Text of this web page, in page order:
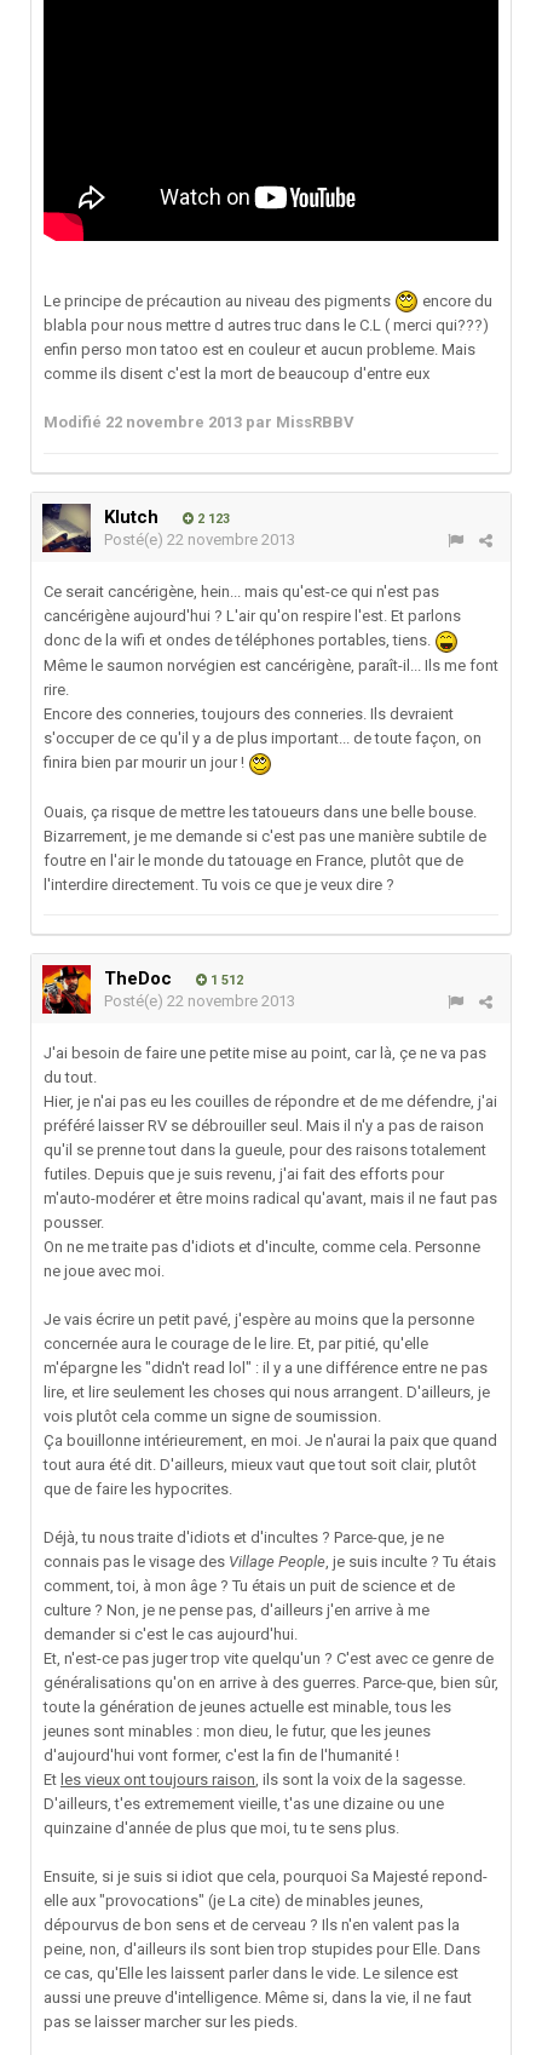
Le principe de précaution au niveau des pigments
encore du
blabla pour nous mettre d autres truc dans le C.L ( merci qui???)
enfin perso mon tatoo est en couleur et aucun probleme. Mais
comme ils disent c'est la mort de beaucoup d'entre eux
Modifié 22 novembre 2013 par MissRBBV
Klutch 2 123
Posté(e) 22 novembre 2013
Ce serait cancérigène, hein... mais qu'est-ce qui n'est pas
cancérigène aujourd'hui ? L'air qu'on respire l'est. Et parlons
donc de la wifi et ondes de téléphones portables, tiens.
Même le saumon norvégien est cancérigène, paraît-il... Ils me font
rire.
Encore des conneries, toujours des conneries. Ils devraient
s'occuper de ce qu'il y a de plus important... de toute façon, on
finira bien par mourir un jour !
Ouais, ça risque de mettre les tatoueurs dans une belle bouse.
Bizarrement, je me demande si c'est pas une manière subtile de
foutre en l'air le monde du tatouage en France, plutôt que de
l'interdire directement. Tu vois ce que je veux dire ?
TheDoc 1 512
Posté(e) 22 novembre 2013
J'ai besoin de faire une petite mise au point, car là, çe ne va pas
du tout.
Hier, je n'ai pas eu les couilles de répondre et de me défendre, j'ai
préféré laisser RV se débrouiller seul. Mais il n'y a pas de raison
qu'il se prenne tout dans la gueule, pour des raisons totalement
futiles. Depuis que je suis revenu, j'ai fait des efforts pour
m'auto-modérer et être moins radical qu'avant, mais il ne faut pas
pousser.
On ne me traite pas d'idiots et d'inculte, comme cela. Personne
ne joue avec moi.
Je vais écrire un petit pavé, j'espère au moins que la personne
concernée aura le courage de le lire. Et, par pitié, qu'elle
m'épargne les "didn't read lol" : il y a une différence entre ne pas
lire, et lire seulement les choses qui nous arrangent. D'ailleurs, je
vois plutôt cela comme un signe de soumission.
Ça bouillonne intérieurement, en moi. Je n'aurai la paix que quand
tout aura été dit. D'ailleurs, mieux vaut que tout soit clair, plutôt
que de faire les hypocrites.
Déjà, tu nous traite d'idiots et d'incultes ? Parce-que, je ne
connais pas le visage des Village People, je suis inculte ? Tu étais
comment, toi, à mon âge ? Tu étais un puit de science et de
culture ? Non, je ne pense pas, d'ailleurs j'en arrive à me
demander si c'est le cas aujourd'hui.
Et, n'est-ce pas juger trop vite quelqu'un ? C'est avec ce genre de
généralisations qu'on en arrive à des guerres. Parce-que, bien sûr,
toute la génération de jeunes actuelle est minable, tous les
jeunes sont minables : mon dieu, le futur, que les jeunes
d'aujourd'hui vont former, c'est la fin de l'humanité !
Et les vieux ont toujours raison, ils sont la voix de la sagesse.
D'ailleurs, t'es extremement vieille, t'as une dizaine ou une
quinzaine d'année de plus que moi, tu te sens plus.
Ensuite, si je suis si idiot que cela, pourquoi Sa Majesté repond-
elle aux "provocations" (je La cite) de minables jeunes,
dépourvus de bon sens et de cerveau ? Ils n'en valent pas la
peine, non, d'ailleurs ils sont bien trop stupides pour Elle. Dans
ce cas, qu'Elle les laissent parler dans le vide. Le silence est
aussi une preuve d'intelligence. Même si, dans la vie, il ne faut
pas se laisser marcher sur les pieds.